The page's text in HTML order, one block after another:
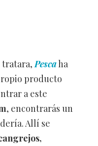
tratara, Pescaha
producto
a este
, encontrarás un
Allí se